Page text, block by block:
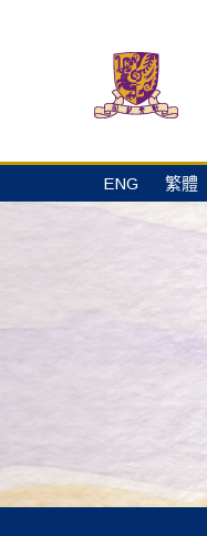
ENG 繁體